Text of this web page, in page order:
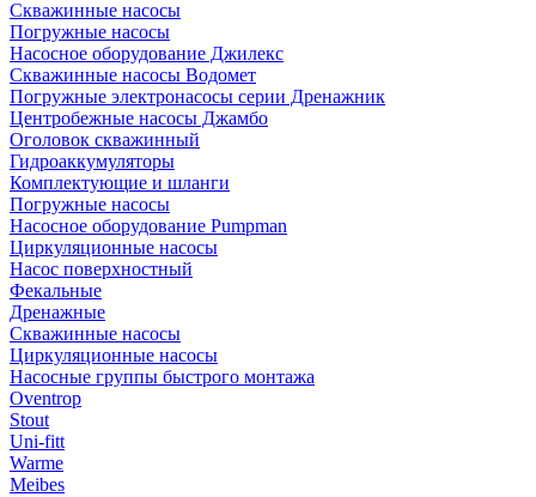
Скважинные насосы
Погружные насосы
Насосное оборудование Джилекс
Скважинные насосы Водомет
Погружные электронасосы серии Дренажник
Центробежные насосы Джамбо
Оголовок скважинный
Гидроаккумуляторы
Комплектующие и шланги
Погружные насосы
Насосное оборудование Pumpman
Циркуляционные насосы
Насос поверхностный
Фекальные
Дренажные
Скважинные насосы
Циркуляционные насосы
Насосные группы быстрого монтажа
Oventrop
Stout
Uni-fitt
Warme
Meibes